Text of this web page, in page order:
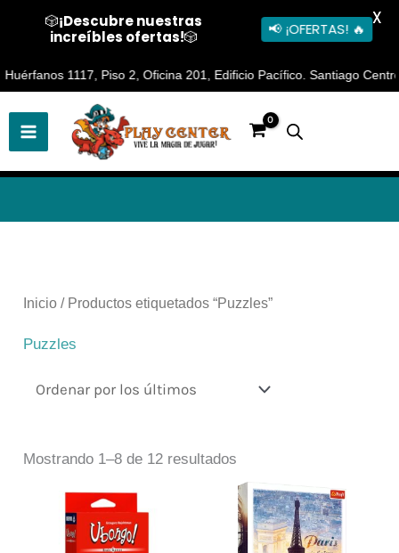
1117, Piso 2, Oficina 201, Edificio Pacífico. Santiago Centro
Ir
al
contenido
Inicio / Productos etiquetados “Puzzles”
Puzzles
Mostrando 1–8 de 12 resultados
🎲¡Descubre nuestras
increíbles ofertas!🎲 📢 ¡OFERTAS! 🔥
X